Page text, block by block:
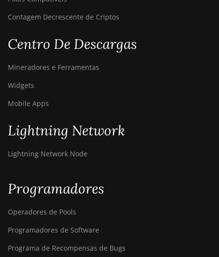
Contagem Decrescente de Criptos
Centro De Descargas
Mineradores e Ferramentas
Widgets
Mobile Apps
Lightning Network
Lightning Network Node
Programadores
Operadores de Pools
Programadores de Software
Programa de Recompensas de Bugs